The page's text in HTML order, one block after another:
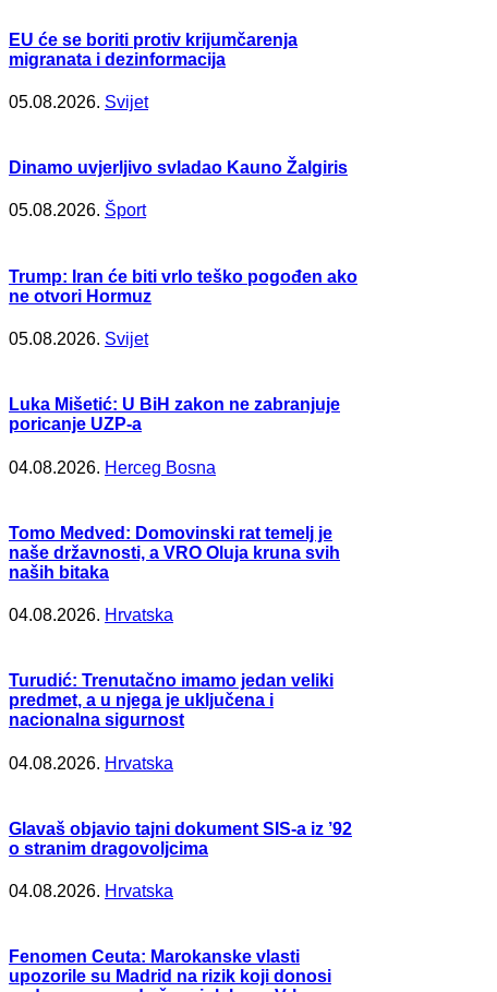
EU će se boriti protiv krijumčarenja
migranata i dezinformacija
05.08.2026. Svijet
Dinamo uvjerljivo svladao Kauno Žalgiris
05.08.2026. Šport
Trump: Iran će biti vrlo teško pogođen ako
ne otvori Hormuz
05.08.2026. Svijet
Luka Mišetić: U BiH zakon ne zabranjuje
poricanje UZP-a
04.08.2026. Herceg Bosna
Tomo Medved: Domovinski rat temelj je
naše državnosti, a VRO Oluja kruna svih
naših bitaka
04.08.2026. Hrvatska
Turudić: Trenutačno imamo jedan veliki
predmet, a u njega je uključena i
nacionalna sigurnost
04.08.2026. Hrvatska
Glavaš objavio tajni dokument SIS-a iz ’92
o stranim dragovoljcima
04.08.2026. Hrvatska
Fenomen Ceuta: Marokanske vlasti
upozorile su Madrid na rizik koji donosi